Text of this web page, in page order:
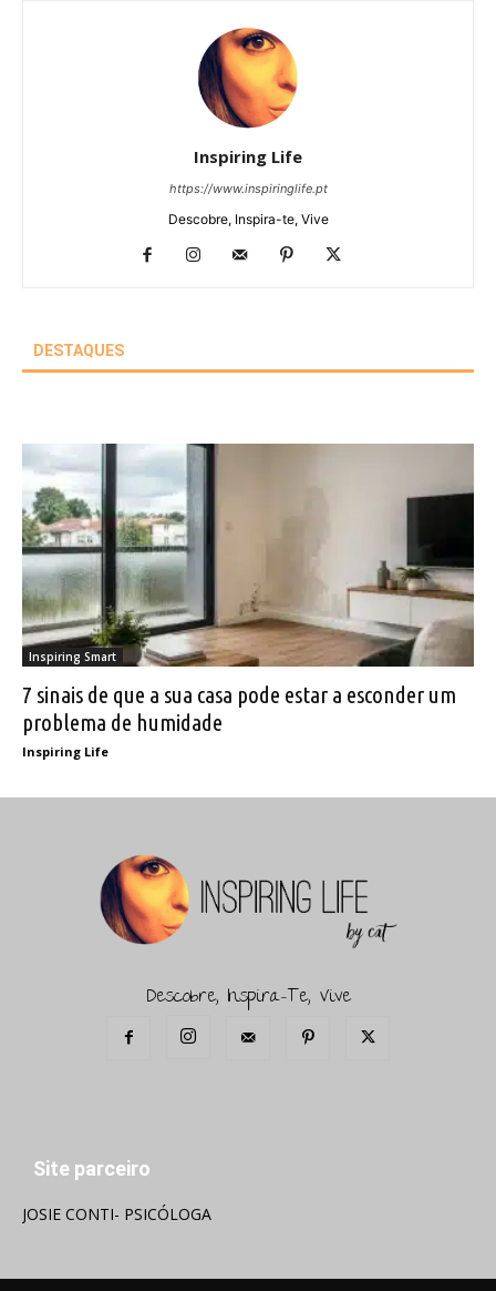
Inspiring Life
https://www.inspiringlife.pt
Descobre, Inspira-te, Vive
DESTAQUES
Inspiring Smart
7 sinais de que a sua casa pode estar a esconder um
problema de humidade
Inspiring Life
Descobre, Inspira-Te, Vive
Site parceiro
JOSIE CONTI- PSICÓLOGA